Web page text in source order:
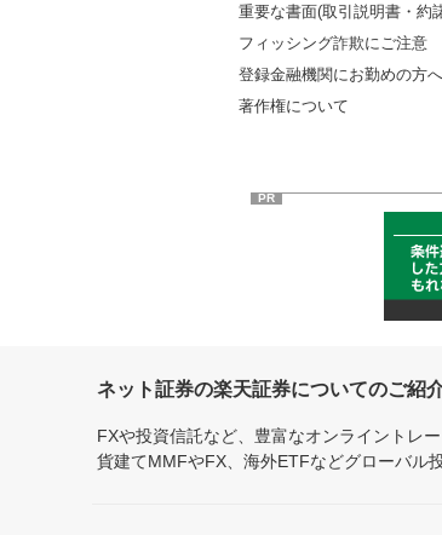
重要な書面(取引説明書・約
フィッシング詐欺にご注意
登録金融機関にお勤めの方へ
著作権について
PR
ネット証券の楽天証券についてのご紹
FXや投資信託など、豊富なオンライントレ
貨建てMMFやFX、海外ETFなどグローバル